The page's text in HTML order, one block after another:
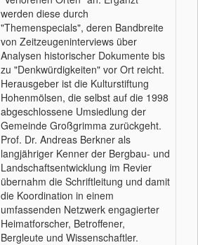
werden diese durch
"Themenspecials", deren Bandbreite
von Zeitzeugeninterviews über
Analysen historischer Dokumente bis
zu "Denkwürdigkeiten" vor Ort reicht.
Herausgeber ist die Kulturstiftung
Hohenmölsen, die selbst auf die 1998
abgeschlossene Umsiedlung der
Gemeinde Großgrimma zurückgeht.
Prof. Dr. Andreas Berkner als
langjähriger Kenner der Bergbau- und
Landschaftsentwicklung im Revier
übernahm die Schriftleitung und damit
die Koordination in einem
umfassenden Netzwerk engagierter
Heimatforscher, Betroffener,
Bergleute und Wissenschaftler.